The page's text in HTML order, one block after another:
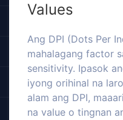
Values
Ang DPI (Dots Per
mahalagang factor
sensitivity. Ipasok
iyong orihinal na
alam ang DPI,
na value o tingnan